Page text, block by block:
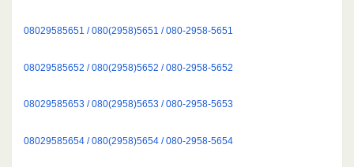
08029585651 / 080(2958)5651 / 080-2958-5651
08029585652 / 080(2958)5652 / 080-2958-5652
08029585653 / 080(2958)5653 / 080-2958-5653
08029585654 / 080(2958)5654 / 080-2958-5654